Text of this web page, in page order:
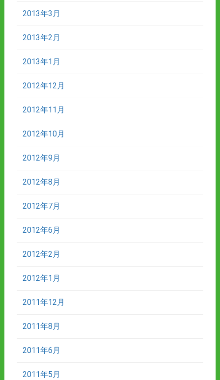
2013年3月
2013年2月
2013年1月
2012年12月
2012年11月
2012年10月
2012年9月
2012年8月
2012年7月
2012年6月
2012年2月
2012年1月
2011年12月
2011年8月
2011年6月
2011年5月